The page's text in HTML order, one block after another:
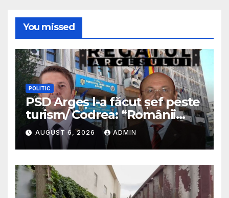
You missed
POLITIC
PSD Argeș l-a făcut șef peste
turism/ Codrea: “Românii
sunt niște cretini ordinari”/ Va
fi plătit cu bani mulți/
Predescu avertiza în 2025 că
PSD va transforma funcția
într-o sinecură de partid
AUGUST 6, 2026 ADMIN